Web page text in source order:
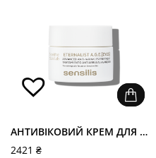
АНТИВІКОВИЙ КРЕМ ДЛЯ ЗОНИ НАВКОЛО ОЧЕЙ - ETERNALIST EYES CONTOUR
2421 ₴